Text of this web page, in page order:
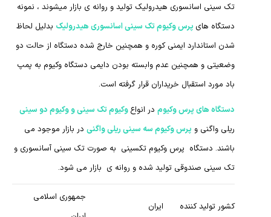
تک سینی اسانسوری هیدرولیک تولید و روانه ی بازار میشوند ، نمونه
دستگاه های پرس وکیوم تک سینی اسانسوری هیدرولیک بدلیل لحاظ
شدن استاندارد ایمنی کوره و همچنین خارج شده دستگاه از حالت دو
وضعیتی و همچنین عدم وابسته بودن دایمی دستگاه وکیوم به پمپ
باد مورد استقبال خریداران قرار گرفته است.
دستگاه های پرس وکیوم در انواع وکیوم تک سینی و وکیوم دو سینی
ریلی واگنی و پرس وکیوم سه سینی ریلی واگنی در بازار موجود می
باشند. دستگاه پرس وکیوم تکسینی به صورت تک سینی آسانسوری و
تک سینی صندوقی تولید شده و روانه ی بازار می شود.
کشور تولید کننده ایران
جمهوری اسلامی